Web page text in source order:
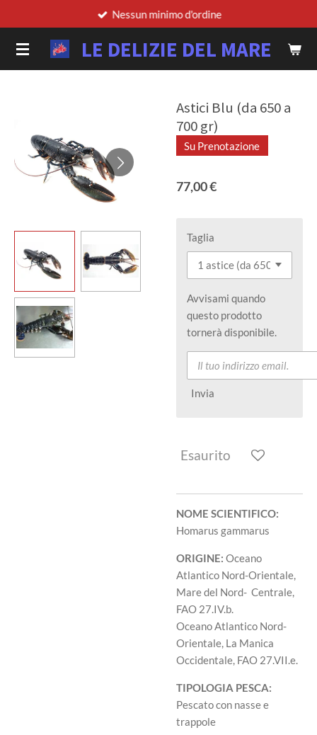
al
contenuto
LE DELIZIE DEL MARE
Nessun minimo d'ordine
Astici Blu (da 650 a
700 gr)
Su Prenotazione
77,00 €
Taglia
Avvisami quando
questo prodotto
tornerà disponibile.
Invia
Esaurito
NOME SCIENTIFICO:
Homarus gammarus
ORIGINE: Oceano
Atlantico Nord-Orientale,
Mare del Nord- Centrale,
FAO 27.IV.b.
Oceano Atlantico Nord-
Orientale, La Manica
Occidentale, FAO 27.VII.e.
TIPOLOGIA PESCA:
Pescato con nasse e
trappole